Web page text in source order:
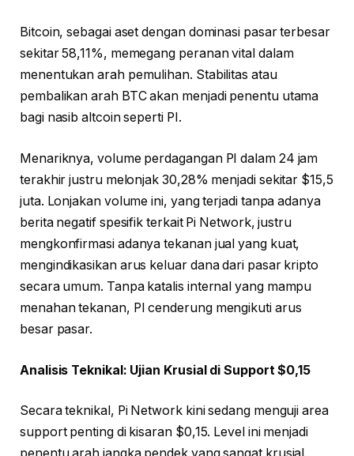
Bitcoin, sebagai aset dengan dominasi pasar terbesar
sekitar 58,11%, memegang peranan vital dalam
menentukan arah pemulihan. Stabilitas atau
pembalikan arah BTC akan menjadi penentu utama
bagi nasib altcoin seperti PI.
Menariknya, volume perdagangan PI dalam 24 jam
terakhir justru melonjak 30,28% menjadi sekitar $15,5
juta. Lonjakan volume ini, yang terjadi tanpa adanya
berita negatif spesifik terkait Pi Network, justru
mengkonfirmasi adanya tekanan jual yang kuat,
mengindikasikan arus keluar dana dari pasar kripto
secara umum. Tanpa katalis internal yang mampu
menahan tekanan, PI cenderung mengikuti arus
besar pasar.
Analisis Teknikal: Ujian Krusial di Support $0,15
Secara teknikal, Pi Network kini sedang menguji area
support penting di kisaran $0,15. Level ini menjadi